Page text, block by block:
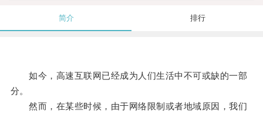
简介 排行
如今，高速互联网已经成为人们生活中不可或缺的一部
分。
然而，在某些时候，由于网络限制或者地域原因，我们